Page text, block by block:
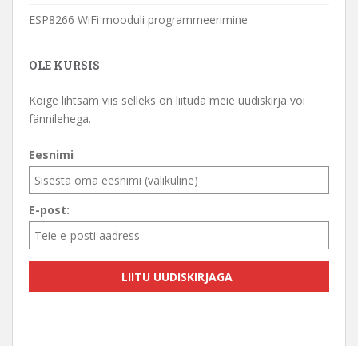
ESP8266 WiFi mooduli programmeerimine
OLE KURSIS
Kõige lihtsam viis selleks on liituda meie uudiskirja või
fännilehega.
Eesnimi
E-post: